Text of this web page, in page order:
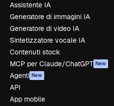
Assistente IA
Generatore di immagini IA
Generatore di video IA
Sintetizzatore vocale IA
Contenuti stock
MCP per Claude/ChatGPT New
Agenti New
API
App mobile